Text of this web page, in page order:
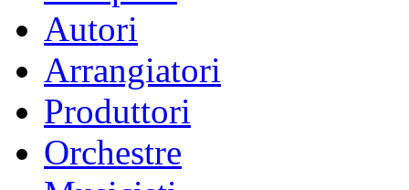
Autori
Arrangiatori
Produttori
Orchestre